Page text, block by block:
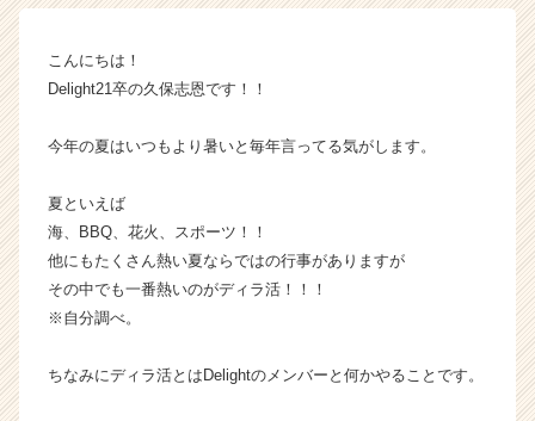
企
ら
カ
届
く
就
ト
こんにちは！
Delight21卒の久保志恩です！！
今年の夏はいつもより暑いと毎年言ってる気がします。
夏といえば
海、BBQ、花火、スポーツ！！
他にもたくさん熱い夏ならではの行事がありますが
その中でも一番熱いのがディラ活！！！
※自分調べ。
ちなみにディラ活とはDelightのメンバーと何かやることです。